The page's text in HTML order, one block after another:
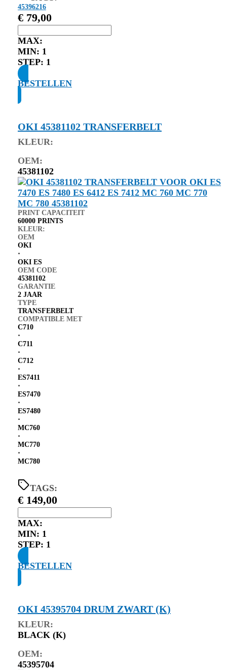
45396216
€ 79,00
MAX:
MIN: 1
STEP: 1
BESTELLEN
OKI 45381102 TRANSFERBELT
KLEUR:
OEM:
45381102
PRINT CAPACITEIT
60000 PRINTS
KLEUR:
OEM
OKI
⋅
OKI ES
OEM CODE
45381102
GARANTIE
2 JAAR
TYPE
TRANSFERBELT
COMPATIBLE MET
C710
⋅
C711
⋅
C712
⋅
ES7411
⋅
ES7470
⋅
ES7480
⋅
MC760
⋅
MC770
⋅
MC780
TAGS:
€ 149,00
MAX:
MIN: 1
STEP: 1
BESTELLEN
OKI 45395704 DRUM ZWART (K)
KLEUR:
BLACK (K)
OEM:
45395704